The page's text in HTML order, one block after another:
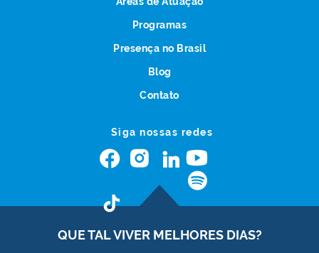
Programas
Presença no Brasil
Blog
Contato
Siga nossas redes
QUE TAL VIVER MELHORES DIAS?